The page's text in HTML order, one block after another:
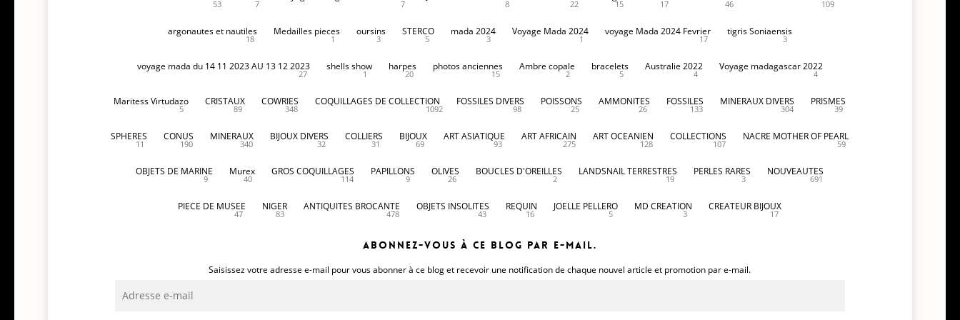
53 7 7 8 22 15 17 46 109
argonautes et nautiles
18
Medailles pieces
1
oursins
3
STERCO
5
mada 2024
3
Voyage Mada 2024
1
voyage Mada 2024 Fevrier
17
tigris Soniaensis
3
voyage mada du 14 11 2023 AU 13 12 2023
27
shells show
1
harpes
20
photos anciennes
15
Ambre copale
2
bracelets
5
Australie 2022
4
Voyage madagascar 2022
4
Maritess Virtudazo
5
CRISTAUX
89
COWRIES
348
COQUILLAGES DE COLLECTION
1092
FOSSILES DIVERS
98
POISSONS
25
AMMONITES
26
FOSSILES
133
MINERAUX DIVERS
304
PRISMES
39
SPHERES
11
CONUS
190
MINERAUX
340
BIJOUX DIVERS
32
COLLIERS
31
BIJOUX
69
ART ASIATIQUE
93
ART AFRICAIN
275
ART OCEANIEN
128
COLLECTIONS
107
NACRE MOTHER OF PEARL
59
OBJETS DE MARINE
9
Murex
40
GROS COQUILLAGES
114
PAPILLONS
9
OLIVES
26
BOUCLES D'OREILLES
2
LANDSNAIL TERRESTRES
19
PERLES RARES
3
NOUVEAUTES
691
PIECE DE MUSEE
47
NIGER
83
ANTIQUITES BROCANTE
478
OBJETS INSOLITES
43
REQUIN
16
JOELLE PELLERO
5
MD CREATION
3
CREATEUR BIJOUX
17
Abonnez-vous à ce blog par e-mail.
Saisissez votre adresse e-mail pour vous abonner à ce blog et recevoir une notification de chaque nouvel article et promotion par e-mail.